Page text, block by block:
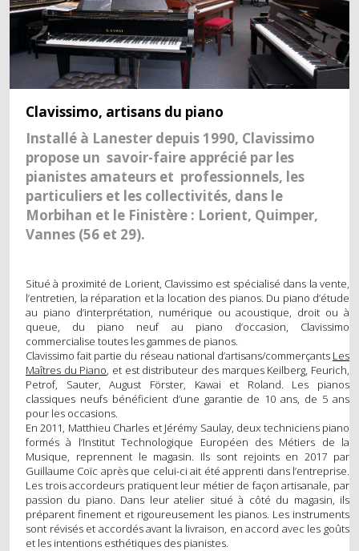
MÉTRONOMES
ECLAIRAGE
DIVERS
OCCASIONS
PIANOS DROITS
PIANOS À QUEUE
PIANOS NUMÉRIQUES
ACCORD
RÉGLAGE ET RÉPARATION
POSE DE SYSTÈME SILENCIEUX
LOCATION
LOCATION SIMPLE
LOCATION AVEC OPTION D’ACHAT
ÉVÉNEMENT
Clavissimo, artisans du piano
Installé à Lanester depuis 1990, Clavissimo
propose un savoir-faire apprécié par les
pianistes amateurs et professionnels, les
particuliers et les collectivités, dans le
Morbihan et le Finistère : Lorient, Quimper,
Vannes (56 et 29).
Situé à proximité de Lorient, Clavissimo est spécialisé dans la vente,
l’entretien, la réparation et la location des pianos. Du piano d’étude
au piano d’interprétation, numérique ou acoustique, droit ou à
queue, du piano neuf au piano d’occasion, Clavissimo
commercialise toutes les gammes de pianos.
Clavissimo fait partie du réseau national d’artisans/commerçants Les
Maîtres du Piano, et est distributeur des marques Keilberg, Feurich,
Petrof, Sauter, August Förster, Kawai et Roland. Les pianos
classiques neufs bénéficient d’une garantie de 10 ans, de 5 ans
pour les occasions.
En 2011, Matthieu Charles et Jérémy Saulay, deux techniciens piano
formés à l’Institut Technologique Européen des Métiers de la
Musique, reprennent le magasin. Ils sont rejoints en 2017 par
Guillaume Coïc après que celui-ci ait été apprenti dans l’entreprise.
Les trois accordeurs pratiquent leur métier de façon artisanale, par
passion du piano. Dans leur atelier situé à côté du magasin, ils
préparent finement et rigoureusement les pianos. Les instruments
sont révisés et accordés avant la livraison, en accord avec les goûts
et les intentions esthétiques des pianistes.